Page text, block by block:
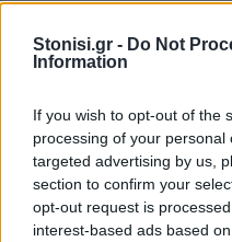
Stonisi.gr - Do Not
Information
If you wish to opt-out of the
processing of your
targeted advertising by us,
section to confirm your
opt-out request is
interest-based ads based